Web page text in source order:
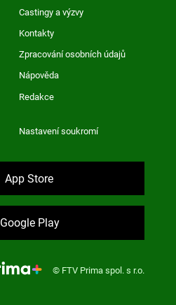
Castingy a výzvy
Kontakty
Zpracování osobních údajů
Nápověda
Redakce
Nastavení soukromí
App Store
Google Play
© FTV Prima spol. s r.o.